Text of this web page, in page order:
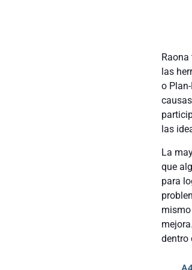
las
o
las
La
que
para
dentro